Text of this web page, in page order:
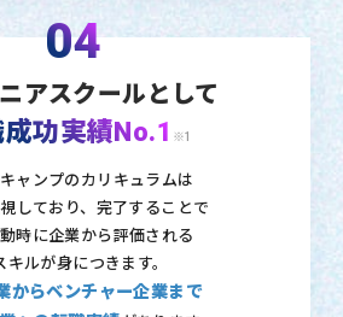
04
アスクールとして
功実績No.1 ※1
ャンプのカリキュラムは
しており、 完了することで
時に企業から評価される
キルが身につきます。
からベンチャー企業まで